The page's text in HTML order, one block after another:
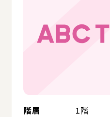
階層
1階